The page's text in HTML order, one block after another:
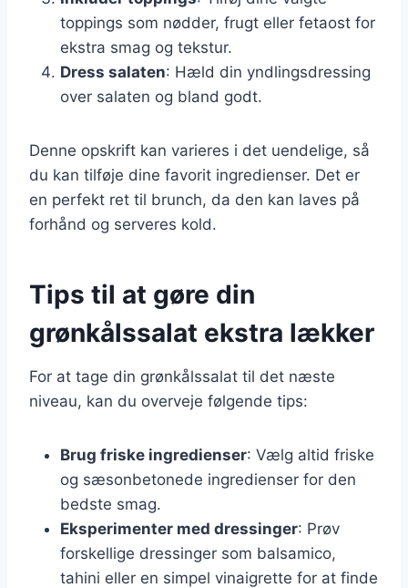
toppings som nødder, frugt eller fetaost for
ekstra smag og tekstur.
Dress salaten: Hæld din yndlingsdressing
over salaten og bland godt.
Denne opskrift kan varieres i det uendelige, så
du kan tilføje dine favorit ingredienser. Det er
en perfekt ret til brunch, da den kan laves på
forhånd og serveres kold.
Tips til at gøre din
grønkålssalat ekstra lækker
For at tage din grønkålssalat til det næste
niveau, kan du overveje følgende tips:
Brug friske ingredienser: Vælg altid friske
og sæsonbetonede ingredienser for den
bedste smag.
Eksperimenter med dressinger: Prøv
forskellige dressinger som balsamico,
tahini eller en simpel vinaigrette for at finde